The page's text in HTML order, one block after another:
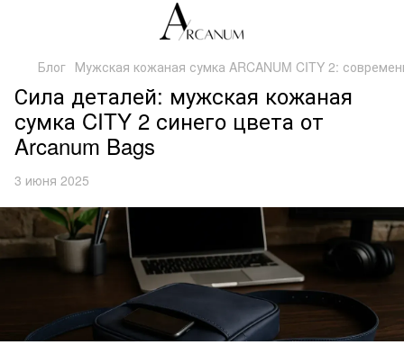
Блог Мужская кожаная сумка ARCANUM CITY 2:
Сила деталей: мужская кожаная
сумка CITY 2 синего цвета от
Arcanum Bags
3 июня 2025